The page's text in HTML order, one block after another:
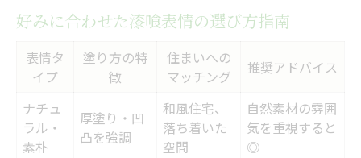
好みに合わせた漆喰表情の選び方指南
表情タ
イプ
塗り方の特
徴
住まいへの
マッチング
推奨アドバイス
ナチュ
ラル・
素朴
厚塗り・凹
凸を強調
和風住宅、
落ち着いた
空間
自然素材の雰囲
気を重視すると
◎